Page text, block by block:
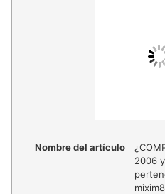
Nombre del artículo
2006